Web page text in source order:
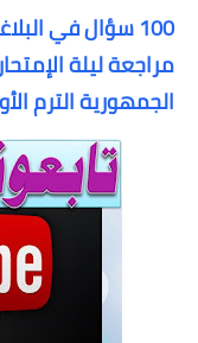
100 سؤال في البلاغة المرحلة الثانوية
مراجعة ليلة
الجمهورية الترم